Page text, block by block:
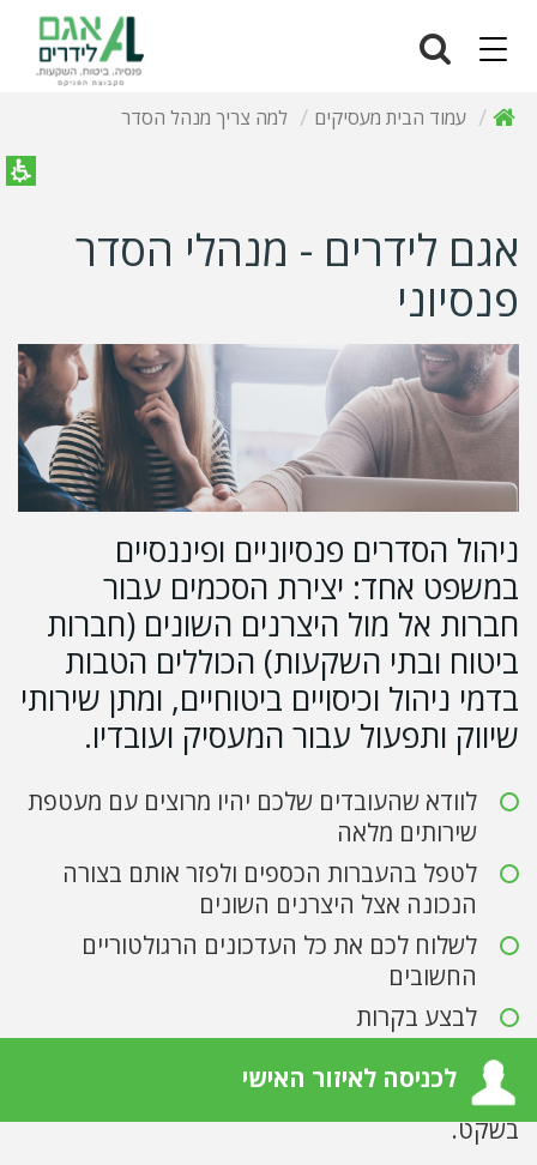
Navigation
לכניסה לאיזור האישי
עמוד הבית מעסיקים למה צריך מנהל הסדר
אגם לידרים - מנהלי הסדר
פנסיוני
ניהול הסדרים פנסיוניים ופיננסיים
במשפט אחד: יצירת הסכמים עבור
חברות אל מול היצרנים השונים (חברות
ביטוח ובתי השקעות) הכוללים הטבות
בדמי ניהול וכיסויים ביטוחיים, ומתן שירותי
שיווק ותפעול עבור המעסיק ועובדיו.
לוודא שהעובדים שלכם יהיו מרוצים עם מעטפת
שירותים מלאה
לטפל בהעברות הכספים ולפזר אותם בצורה
הנכונה אצל היצרנים השונים
לשלוח לכם את כל העדכונים הרגולטוריים
החשובים
לבצע בקרות
ובקיצור – לתת לכם לעשות את העבודה שלכם
בשקט.